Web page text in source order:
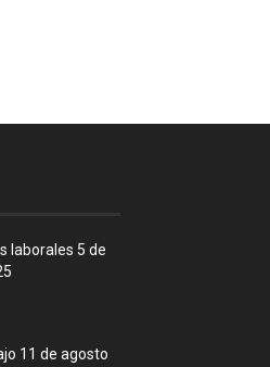
laborales 5 de
11 de agosto